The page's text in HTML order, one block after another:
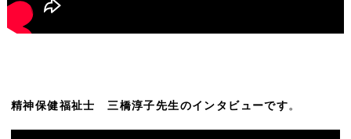
精神保健福祉士 三橋淳子先生のインタビューです。